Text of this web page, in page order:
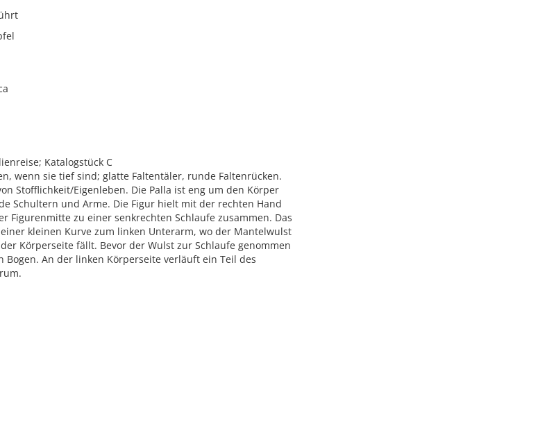
Katalogstück C
wenn sie tief sind; glatte Faltentäler, runde Faltenrücken.
Stofflichkeit/Eigenleben. Die Palla ist eng um den Körper
Schultern und Arme. Die Figur hielt mit der rechten Hand
Figurenmitte zu einer senkrechten Schlaufe zusammen. Das
kleinen Kurve zum linken Unterarm, wo der Mantelwulst
Körperseite fällt. Bevor der Wulst zur Schlaufe genommen
An der linken Körperseite verläuft ein Teil des